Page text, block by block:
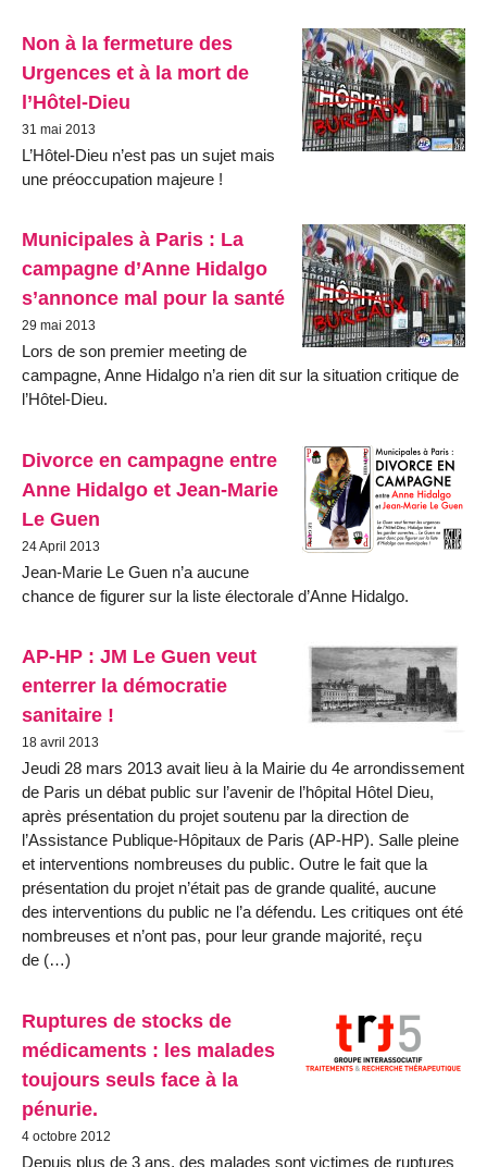
Non à la fermeture des
Urgences et à la mort de
l’Hôtel-Dieu
31 mai 2013
L’Hôtel-Dieu n’est pas un sujet mais
une préoccupation majeure !
Municipales à Paris : La
campagne d’Anne Hidalgo
s’annonce mal pour la santé
29 mai 2013
Lors de son premier meeting de
campagne, Anne Hidalgo n’a rien dit sur la situation critique de
l’Hôtel-Dieu.
Divorce en campagne entre
Anne Hidalgo et Jean-Marie
Le Guen
24 April 2013
Jean-Marie Le Guen n’a aucune
chance de figurer sur la liste électorale d’Anne Hidalgo.
AP-HP : JM Le Guen veut
enterrer la démocratie
sanitaire !
18 avril 2013
Jeudi 28 mars 2013 avait lieu à la Mairie du 4e arrondissement
de Paris un débat public sur l’avenir de l’hôpital Hôtel Dieu,
après présentation du projet soutenu par la direction de
l’Assistance Publique-Hôpitaux de Paris (AP-HP). Salle pleine
et interventions nombreuses du public. Outre le fait que la
présentation du projet n’était pas de grande qualité, aucune
des interventions du public ne l’a défendu. Les critiques ont été
nombreuses et n’ont pas, pour leur grande majorité, reçu
de (…)
Ruptures de stocks de
médicaments : les malades
toujours seuls face à la
pénurie.
4 octobre 2012
Depuis plus de 3 ans, des malades sont victimes de ruptures